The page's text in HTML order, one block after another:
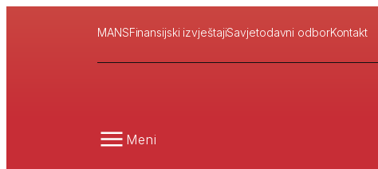
MANSFinansijski izvještajiSavjetodavni odborKontakt
Meni